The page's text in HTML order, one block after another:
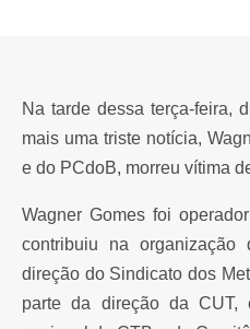
Na tarde dessa terça-feira,
mais uma triste notícia,
e do PCdoB, morreu vítima
Wagner Gomes foi
contribuiu na
direção do Sindicato dos
parte da direção da CUT,